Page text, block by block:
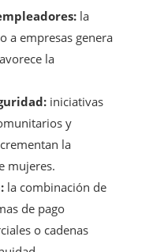
la
a empresas genera
la
iniciativas
y
la
mujeres.
la combinación de
de pago
o cadenas